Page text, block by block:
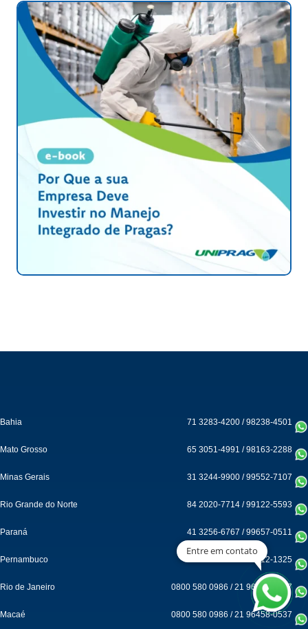
Bahia 71 3283-4200 /98238-4501
Mato Grosso 65 3051-4991 /98163-2288
Minas Gerais 31 3244-9900 /99552-7107
Rio Grande do Norte 84 2020-7714 /99122-5593
Paraná 41 3256-6767 /99657-0511
Pernambuco 3312-1325
Rio de Janeiro 0800 580 0986 /21 96458-0537
Macaé 0800 580 0986 /21 96458-0537
Entre em contato